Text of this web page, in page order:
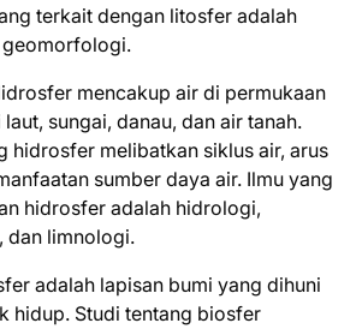
terkait dengan litosfer adalah
mencakup air di permukaan
sungai, danau, dan air tanah.
hidrosfer melibatkan siklus air, arus
sumber daya air. Ilmu yang
hidrosfer adalah hidrologi,
dan limnologi.
adalah lapisan bumi yang dihuni
hidup. Studi tentang biosfer